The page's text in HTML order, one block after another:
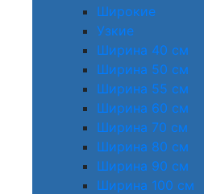
Широкие
Узкие
Ширина 40 см
Ширина 50 см
Ширина 55 см
Ширина 60 см
Ширина 70 см
Ширина 80 см
Ширина 90 см
Ширина 100 см